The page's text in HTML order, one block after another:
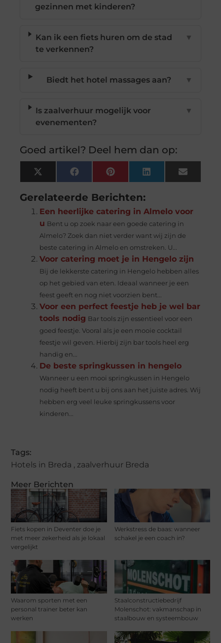
Meer Berichten
Fiets kopen in Deventer doe je
met meer zekerheid als je lokaal
vergelijkt
Werkstress de baas: wanneer
schakel je een coach in?
Waarom sporten met een
personal trainer beter kan
werken
Staalconstructiebedrijf
Molenschot: vakmanschap in
staalbouw en systeembouw
gezinnen met kinderen?
Kan ik een fiets huren om de stad
te verkennen?
▼
Biedt het hotel massages aan? ▼
Is zaalverhuur mogelijk voor
evenementen?
▼
Goed artikel? Deel hem dan op:
X
(Twitter)
FacebookPinterestLinkedInEmail
Gerelateerde Berichten:
Een heerlijke catering in Almelo voor
u Bent u op zoek naar een goede catering in
Almelo? Zoek dan niet verder want wij zijn de
beste catering in Almelo en omstreken. U...
Voor catering moet je in Hengelo zijn
Bij de lekkerste catering in Hengelo hebben alles
op het gebied van eten. Ideaal wanneer je een
feest geeft en nog niet voorzien bent...
Voor een perfect feestje heb je wel bar
tools nodig Bar tools zijn essentieel voor een
goed feestje. Vooral als je een mooie cocktail
feestje wil geven. Hierbij zijn bar tools heel erg
handig en...
De beste springkussen in hengelo
Wanneer u een mooi springkussen in Hengelo
nodig heeft bent u bij ons aan het juiste adres. Wij
hebben erg veel leuke springkussens voor
kinderen...
Tags:
Hotels in Breda , zaalverhuur Breda